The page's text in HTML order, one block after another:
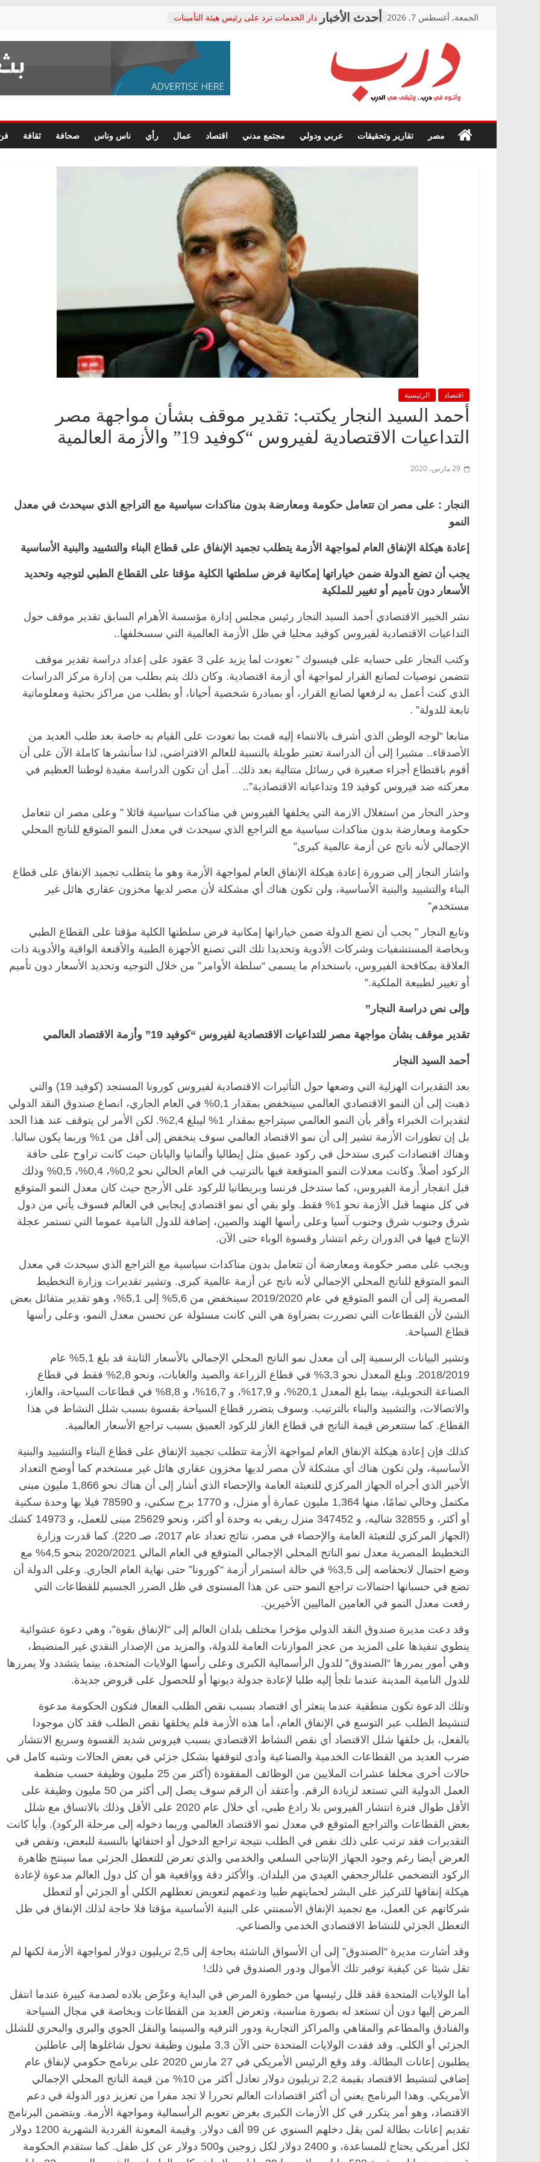
الجمعة, أغسطس 7, 2026
دار الخدمات ترد على رئيس هيئة التأمينات
معاناة أصحاب المعاشات.. ونطالب بكشف
فرحات سليمان يكتب: القطاع الصحي إلى
حزب التحالف الشعبي يطلق لجنة “الحق
صور .. اعتماد الرسومات النهائية للقرار
الوزاري لمدينة الصحفيين.. وانتهاء أعمال
إنشاء المبنى الإداري
متابعة قضية الدكتور محمد زهران.. ويؤكد:
قرينة البراءة وضمانات المحاكمة العادلة
حق أصيل
درب
في
درب..
مصر تقارير وتحقيقات عربي ودولي مجتمع مدني اقتصاد عمال رأي ناس وناس صحافة ثقافة
اقتصاد الرئيسية
أحمد السيد النجار يكتب: تقدير موقف بشأن مواجهة مصر
التداعيات الاقتصادية لفيروس “كوفيد 19” والأزمة العالمية
29 مارس، 2020
النجار : على مصر ان تتعامل حكومة ومعارضة بدون مناكدات سياسية مع التراجع الذي سيحدث في معدل
النمو
إعادة هيكلة الإنفاق العام لمواجهة الأزمة يتطلب تجميد الإنفاق على قطاع البناء والتشييد والبنية الأساسية
يجب أن تضع الدولة ضمن خياراتها إمكانية فرض سلطتها الكلية مؤقتا على القطاع الطبي لتوجيه وتحديد
الأسعار دون تأميم أو تغيير للملكية
نشر الخبير الاقتصادي أحمد السيد النجار رئيس مجلس إدارة مؤسسة الأهرام السابق تقدير موقف حول
التداعيات الاقتصادية لفيروس كوفيد محليا في ظل الأزمة العالمية التي سسخلفها..
وكتب النجار على حسابه على فيسبوك ” تعودت لما يزيد على 3 عقود على إعداد دراسة تقدير موقف
تتضمن توصيات لصانع القرار لمواجهة أي أزمة اقتصادية. وكان ذلك يتم بطلب من إدارة مركز الدراسات
الذي كنت أعمل به لرفعها لصانع القرار، أو بمبادرة شخصية أحيانا، أو بطلب من مراكز بحثية ومعلوماتية
تابعة للدولة” .
متابعا “لوجه الوطن الذي أشرف بالانتماء إليه قمت بما تعودت على القيام به خاصة بعد طلب العديد من
الأصدقاء.. مشيرا إلى أن الدراسة تعتبر طويلة بالنسبة للعالم الافتراضي، لذا سأنشرها كاملة الآن على أن
أقوم باقتطاع أجزاء صغيرة في رسائل متتالية بعد ذلك.. آمل أن تكون الدراسة مفيدة لوطننا العظيم في
معركته ضد فيروس كوفيد 19 وتداعياته الاقتصادية”..
وحذر النجار من استغلال الازمة التي يخلفها الفيروس في مناكدات سياسية قائلا ” وعلى مصر ان تتعامل
حكومة ومعارضة بدون مناكدات سياسية مع التراجع الذي سيحدث في معدل النمو المتوقع للناتج المحلي
الإجمالي لأنه ناتج عن أزمة عالمية كبرى”
واشار النجار إلى ضرورة إعادة هيكلة الإنفاق العام لمواجهة الأزمة وهو ما يتطلب تجميد الإنفاق على قطاع
البناء والتشييد والبنية الأساسية، ولن تكون هناك أي مشكلة لأن مصر لديها مخزون عقاري هائل غير
مستخدم”
وتابع النجار ” يجب أن تضع الدولة ضمن خياراتها إمكانية فرض سلطتها الكلية مؤقتا على القطاع الطبي
وبخاصة المستشفيات وشركات الأدوية وتحديدا تلك التي تصنع الأجهزة الطبية والأقنعة الواقية والأدوية ذات
العلاقة بمكافحة الفيروس، باستخدام ما يسمى “سلطة الأوامر” من خلال التوجيه وتحديد الأسعار دون تأميم
أو تغيير لطبيعة الملكية.”
وإلى نص دراسة النجار”
تقدير موقف بشأن مواجهة مصر للتداعيات الاقتصادية لفيروس “كوفيد 19” وأزمة الاقتصاد العالمي
أحمد السيد النجار
بعد التقديرات الهزلية التي وضعها حول التأثيرات الاقتصادية لفيروس كورونا المستجد (كوفيد 19) والتي
ذهبت إلى أن النمو الاقتصادي العالمي سينخفض بمقدار 0,1% في العام الجاري، انصاع صندوق النقد الدولي
لتقديرات الخبراء وأقر بأن النمو العالمي سيتراجع بمقدار 1% ليبلغ 2,4%. لكن الأمر لن يتوقف عند هذا الحد
بل إن تطورات الأزمة تشير إلى أن نمو الاقتصاد العالمي سوف ينخفض إلى أقل من 1% وربما يكون سالبا.
وهناك اقتصادات كبرى ستدخل في ركود عميق مثل إيطاليا وألمانيا واليابان حيث كانت تراوح على حافة
الركود أصلاً. وكانت معدلات النمو المتوقعة فيها بالترتيب في العام الحالي نحو 0,2%، 0,4%، 0,5% وذلك
قبل انفجار أزمة الفيروس، كما ستدخل فرنسا وبريطانيا للركود على الأرجح حيث كان معدل النمو المتوقع
في كل منهما قبل الأزمة نحو 1% فقط. ولو بقي أي نمو اقتصادي إيجابي في العالم فسوف يأتي من دول
شرق وجنوب شرق وجنوب آسيا وعلى رأسها الهند والصين، إضافة للدول النامية عموما التي تستمر عجلة
الإنتاج فيها في الدوران رغم انتشار وقسوة الوباء حتى الآن.
ويجب على مصر حكومة ومعارضة أن تتعامل بدون مناكدات سياسية مع التراجع الذي سيحدث في معدل
النمو المتوقع للناتج المحلي الإجمالي لأنه ناتج عن أزمة عالمية كبرى. وتشير تقديرات وزارة التخطيط
المصرية إلى أن النمو المتوقع في عام 2019/2020 سينخفض من 5,6% إلى 5,1%، وهو تقدير متفائل بعض
الشئ لأن القطاعات التي تضررت بضراوة هي التي كانت مسئولة عن تحسن معدل النمو، وعلى رأسها
قطاع السياحة.
وتشير البيانات الرسمية إلى أن معدل نمو الناتج المحلي الإجمالي بالأسعار الثابتة قد بلغ 5,1% عام
2018/2019. وبلغ المعدل نحو 3,3% في قطاع الزراعة والصيد والغابات، ونحو 2,8% فقط في قطاع
الصناعة التحويلية، بينما بلغ المعدل 20,1%، و 17,9%، و 16,7%، و 8,8% في قطاعات السياحة، والغاز،
والاتصالات، والتشييد والبناء بالترتيب. وسوف يتضرر قطاع السياحة بقسوة بسبب شلل النشاط في هذا
القطاع. كما ستتعرض قيمة الناتج في قطاع الغاز للركود العميق بسبب تراجع الأسعار العالمية.
كذلك فإن إعادة هيكلة الإنفاق العام لمواجهة الأزمة تتطلب تجميد الإنفاق على قطاع البناء والتشييد والبنية
الأساسية، ولن تكون هناك أي مشكلة لأن مصر لديها مخزون عقاري هائل غير مستخدم كما أوضح التعداد
الأخير الذي أجراه الجهاز المركزي للتعبئة العامة والإحصاء الذي أشار إلى أن هناك نحو 1,866 مليون مبنى
مكتمل وخالي تمامًا، منها 1,364 مليون عمارة أو منزل، و 1770 برج سكني، و 78590 فيلا بها وحدة سكنية
أو أكثر، و 32855 شاليه، و 347452 منزل ريفي به وحدة أو أكثر، ونحو 25629 مبنى للعمل، و 14973 كشك
(الجهاز المركزي للتعبئة العامة والإحصاء في مصر، نتائج تعداد عام 2017، صـ 220). كما قدرت وزارة
التخطيط المصرية معدل نمو الناتج المحلي الإجمالي المتوقع في العام المالي 2020/2021 بنحو 4,5% مع
وضع احتمال لانحفاضه إلى 3,5% في حالة استمرار أزمة “كورونا” حتى نهاية العام الجاري. وعلى الدولة أن
تضع في حسبانها احتمالات تراجع النمو حتى عن هذا المستوى في ظل الضرر الجسيم للقطاعات التي
رفعت معدل النمو في العامين الماليين الأخيرين.
وقد دعت مديرة صندوق النقد الدولي مؤخرا مختلف بلدان العالم إلى “الإنفاق بقوة”، وهي دعوة عشوائية
ينطوي تنفيذها على المزيد من عجز الموازنات العامة للدولة، والمزيد من الإصدار النقدي غير المنضبط،
وهي أمور يمررها “الصندوق” للدول الرأسمالية الكبرى وعلى رأسها الولايات المتحدة، بينما يتشدد ولا يمررها
للدول النامية المدينة عندما تلجأ إليه طلبا لإعادة جدولة ديونها أو للحصول على قروض جديدة.
وتلك الدعوة تكون منطقية عندما يتعثر أي اقتصاد بسبب نقص الطلب الفعال فتكون الحكومة مدعوة
لتنشيط الطلب عبر التوسع في الإنفاق العام، أما هذه الأزمة فلم يخلقها نقص الطلب فقد كان موجودا
بالفعل، بل خلقها شلل الاقتصاد أي نقص النشاط الاقتصادي بسبب فيروس شديد القسوة وسريع الانتشار
ضرب العديد من القطاعات الخدمية والصناعية وأدى لتوقفها بشكل جزئي في بعض الحالات وشبه كامل في
حالات أخرى مخلفا عشرات الملايين من الوظائف المفقودة (أكثر من 25 مليون وظيفة حسب منظمة
العمل الدولية التي تستعد لزيادة الرقم. وأعتقد أن الرقم سوف يصل إلى أكثر من 50 مليون وظيفة على
الأقل طوال فترة انتشار الفيروس بلا رادع طبي، أي خلال عام 2020 على الأقل وذلك بالاتساق مع شلل
بعض القطاعات والتراجع المتوقع في معدل نمو الاقتصاد العالمي وربما دخوله إلى مرحلة الركود). وأيا كانت
التقديرات فقد ترتب على ذلك نقص في الطلب نتيجة تراجع الدخول أو اختفائها بالنسبة للبعض، ونقص في
العرض أيضا رغم وجود الجهاز الإنتاجي السلعي والخدمي والذي تعرض للتعطل الجزئي مما سينتج ظاهرة
الركود التضخمي علىالرجحفي العيدي من البلدان. والأكثر دقة وواقعية هو أن كل دول العالم مدعوة لإعادة
هيكلة إنفاقها للتركيز على البشر لحمايتهم طبيا ودعمهم لتعويض تعطلهم الكلي أو الجزئي أو لتعطل
شركاتهم عن العمل، مع تجميد الإنفاق الأسمنتي على البنية الأساسية مؤقتا فلا حاجة لذلك الإنفاق في ظل
التعطل الجزئي للنشاط الاقتصادي الخدمي والصناعي.
وقد أشارت مديرة “الصندوق” إلى أن الأسواق الناشئة بحاجة إلى 2,5 تريليون دولار لمواجهة الأزمة لكنها لم
تقل شيئا عن كيفية توفير تلك الأموال ودور الصندوق في ذلك!
أما الولايات المتحدة فقد قلل رئيسها من خطورة المرض في البداية وعرَّض بلاده لصدمة كبيرة عندما انتقل
المرض إليها دون أن تستعد له بصورة مناسبة، وتعرض العديد من القطاعات وبخاصة في مجال السياحة
والفنادق والمطاعم والمقاهي والمراكز التجارية ودور الترفيه والسينما والنقل الجوي والبري والبحري للشلل
الجزئي أو الكلي. وقد فقدت الولايات المتحدة حتى الآن 3,3 مليون وظيفة تحول شاغلوها إلى عاطلين
يطلبون إعانات البطالة. وقد وقع الرئيس الأمريكي في 27 مارس 2020 على برنامج حكومي لإنفاق عام
إضافي لتنشيط الاقتصاد بقيمة 2,2 تريليون دولار تعادل أكثر من 10% من قيمة الناتج المحلي الإجمالي
الأمريكي. وهذا البرنامج يعني أن أكثر اقتصادات العالم تحررا لا تجد مفرا من تعزيز دور الدولة في دعم
الاقتصاد، وهو أمر يتكرر في كل الأزمات الكبرى بغرض تعويم الرأسمالية ومواجهة الأزمة. ويتضمن البرنامج
تقديم إعانات بطالة لمن يقل دخلهم السنوي عن 99 ألف دولار. وقيمة المعونة الفردية الشهرية 1200 دولار
لكل أمريكي يحتاج للمساعدة، و 2400 دولار لكل زوجين و500 دولار عن كل طفل. كما ستقدم الحكومة
ناس وناس
21 فبراير، 2026
الرئيسية مصر ناس وناس
26 يناير، 2026
مصر ناس وناس
د. عبدالخالق فاروق.. خبير اقتصادي
يحتفل بذكرى ميلاده وحيداً على أبواب